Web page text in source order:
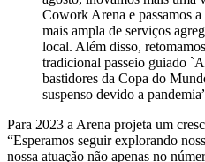
Cowork Arena e passamos
mais ampla de serviços
local. Além disso,
tradicional passeio guiado
bastidores da Copa do
suspenso devido a
Para 2023 a Arena projeta um
“Esperamos seguir explorando
nossa atuação não apenas no